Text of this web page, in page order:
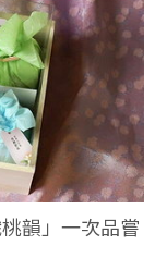
韻」一次品嘗